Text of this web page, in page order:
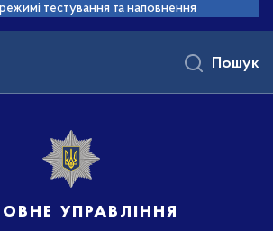
тестування та наповнення
управління
Пошук